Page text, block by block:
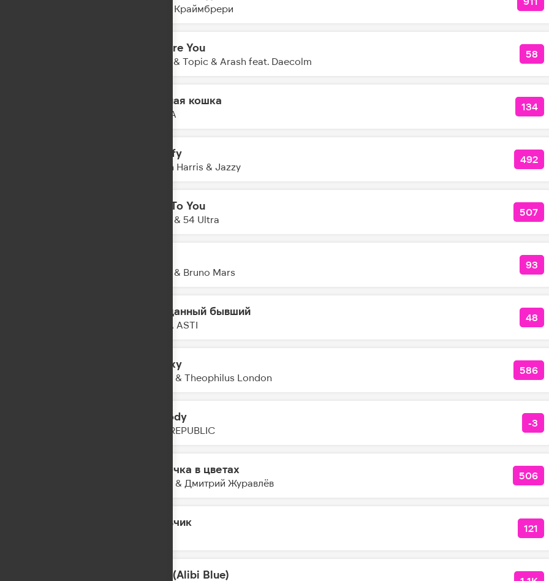
Мари Краймбрери
I Adore You
Hugel & Topic & Arash feat. Daecolm
58
Чёрная кошка
MONA
134
Satisfy
Calvin Harris & Jazzy
492
Talk To You
Anotr & 54 Ultra
507
ROSE & Bruno Mars
93
Преданный бывший
ANNA ASTI
48
Galaxy
Kungs & Theophilus London
586
Nobody
ONE REPUBLIC
-3
Девочка в цветах
Баста & Дмитрий Журавлёв
506
Мальчик 121
Wait (Alibi Blue)